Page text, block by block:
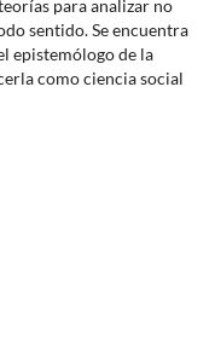
para analizar no
sentido. Se encuentra
epistemólogo de la
como ciencia social